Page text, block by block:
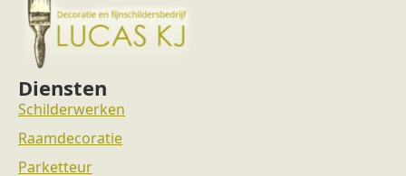
Diensten
Schilderwerken
Raamdecoratie
Parketteur